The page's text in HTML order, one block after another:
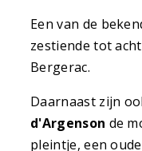
Een van de
zestiende tot
Bergerac.
Daarnaast zijn
d'Argenson de
pleintje, een